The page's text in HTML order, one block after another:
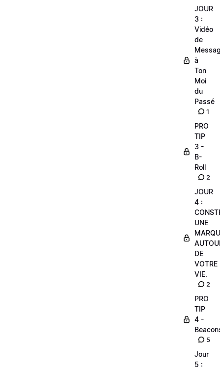
JOUR
3 :
Vidéo
de
à
Ton
Moi
du
Passé
1
PRO
TIP
3 -
B-
Roll
2
JOUR
4 :
UNE
DE
VOTRE
VIE.
2
PRO
TIP
4 -
5
Jour
5 :